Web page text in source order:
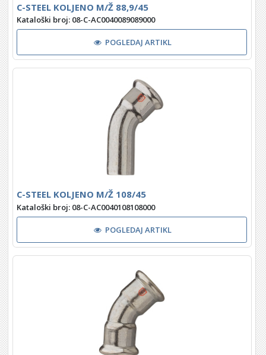
C-STEEL KOLJENO M/Ž 88,9/45
Kataloški broj: 08-C-AC0040089089000
POGLEDAJ ARTIKL
C-STEEL KOLJENO M/Ž 108/45
Kataloški broj: 08-C-AC0040108108000
POGLEDAJ ARTIKL